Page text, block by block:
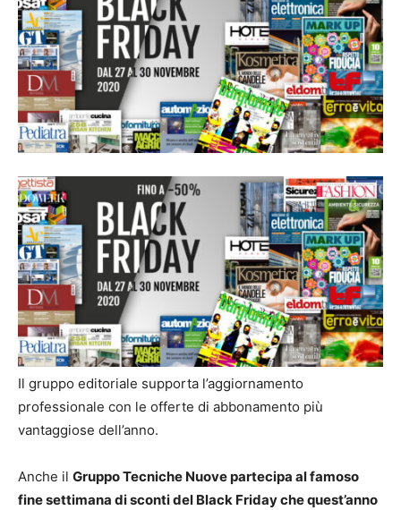
Il gruppo editoriale supporta l’aggiornamento
professionale con le offerte di abbonamento più
vantaggiose dell’anno.
Anche il Gruppo Tecniche Nuove partecipa al famoso
fine settimana di sconti del Black Friday che quest’anno